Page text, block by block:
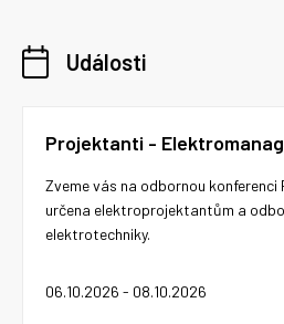
Události
Projektanti -
06.10.2026 - 08.10.2026
Zveme vás na odbornou konferenci
určena elektroprojektantům a
elektrotechniky.